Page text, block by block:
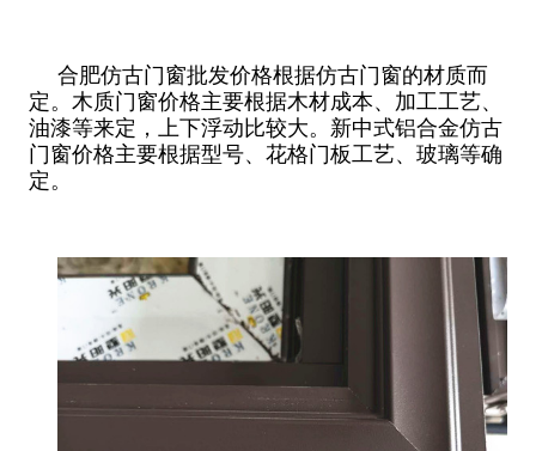
合肥仿古门窗批发价格根据仿古门窗的材质而
定。木质门窗价格主要根据木材成本、加工工艺、
油漆等来定，上下浮动比较大。新中式铝合金仿古
门窗价格主要根据型号、花格门板工艺、玻璃等确
定。